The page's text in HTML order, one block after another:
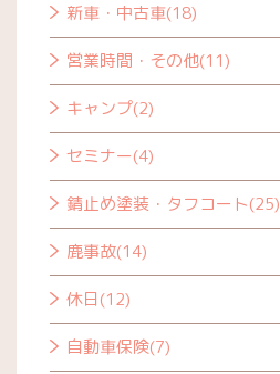
新車・中古車(18)
営業時間・その他(11)
キャンプ(2)
セミナー(4)
錆止め塗装・タフコート(25)
鹿事故(14)
休日(12)
自動車保険(7)